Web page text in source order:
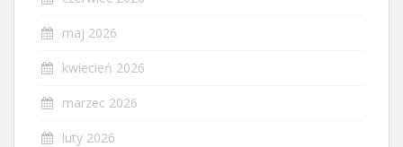
maj 2026
kwiecień 2026
marzec 2026
luty 2026